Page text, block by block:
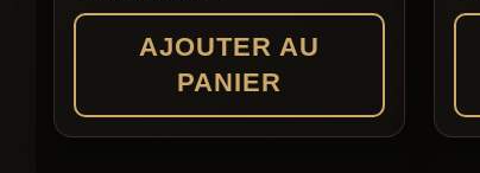
AJOUTER AU
PANIER